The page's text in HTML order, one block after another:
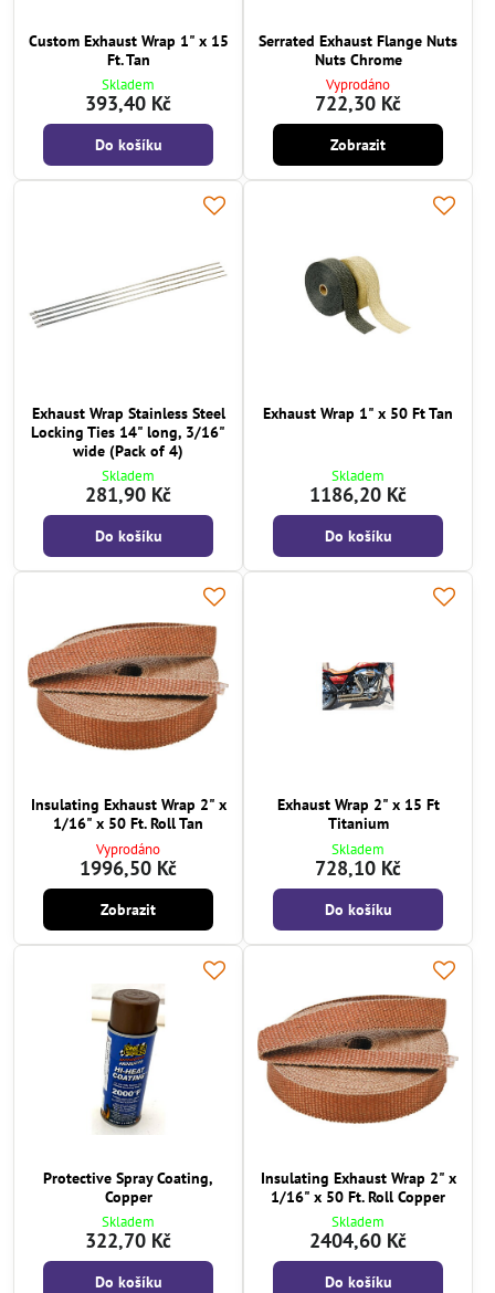
Custom Exhaust Wrap 1" x 15
Ft. Tan
Skladem
393,40 Kč
Do košíku
Serrated Exhaust Flange Nuts
Nuts Chrome
Vyprodáno
722,30 Kč
Zobrazit
Exhaust Wrap Stainless Steel
Locking Ties 14" long, 3/16"
wide (Pack of 4)
Skladem
281,90 Kč
Do košíku
Exhaust Wrap 1" x 50 Ft Tan
Skladem
1186,20 Kč
Do košíku
Insulating Exhaust Wrap 2" x
1/16" x 50 Ft. Roll Tan
Vyprodáno
1996,50 Kč
Zobrazit
Exhaust Wrap 2" x 15 Ft
Titanium
Skladem
728,10 Kč
Do košíku
Protective Spray Coating,
Copper
Skladem
322,70 Kč
Do košíku
Insulating Exhaust Wrap 2" x
1/16" x 50 Ft. Roll Copper
Skladem
2404,60 Kč
Do košíku